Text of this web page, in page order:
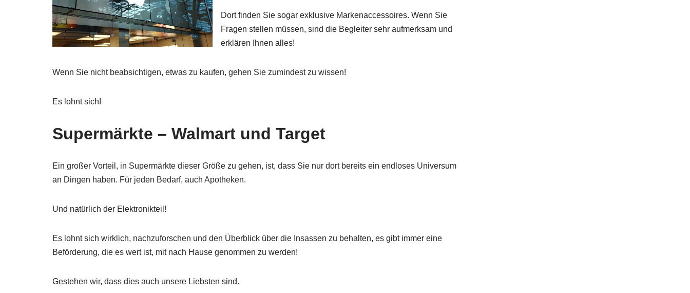
Dort finden Sie sogar exklusive Markenaccessoires. Wenn Sie
Fragen stellen müssen, sind die Begleiter sehr aufmerksam und
erklären Ihnen alles!
Wenn Sie nicht beabsichtigen, etwas zu kaufen, gehen Sie zumindest zu wissen!
Es lohnt sich!
Supermärkte – Walmart und Target
Ein großer Vorteil, in Supermärkte dieser Größe zu gehen, ist, dass Sie nur dort bereits ein endloses Universum
an Dingen haben. Für jeden Bedarf, auch Apotheken.
Und natürlich der Elektronikteil!
Es lohnt sich wirklich, nachzuforschen und den Überblick über die Insassen zu behalten, es gibt immer eine
Beförderung, die es wert ist, mit nach Hause genommen zu werden!
Gestehen wir, dass dies auch unsere Liebsten sind.